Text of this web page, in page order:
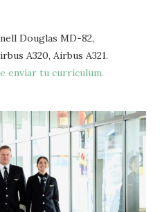
Douglas MD-82,
A320, Airbus A321.
enviar tu currículum.